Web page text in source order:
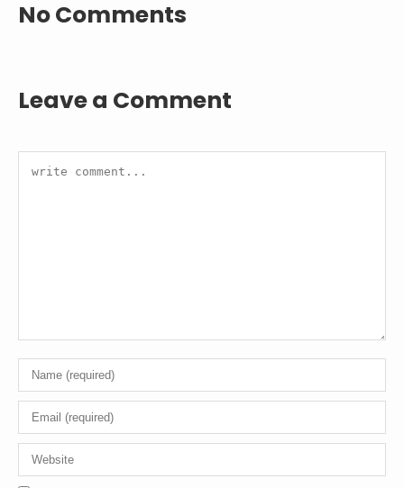
No Comments
Leave a Comment